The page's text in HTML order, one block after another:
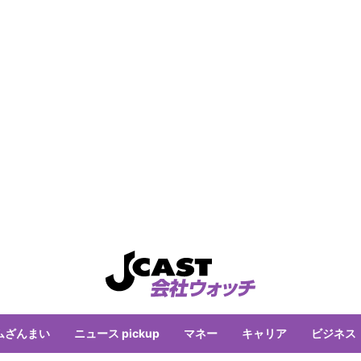
ざんまい ニュース pickup マネー キャリア ビジネス